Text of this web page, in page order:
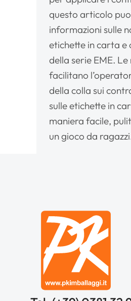
questo articolo
informazioni sulle
etichette in carta e
della serie EME.
facilitano
della colla sui
sulle etichette in
maniera facile,
un gioco da